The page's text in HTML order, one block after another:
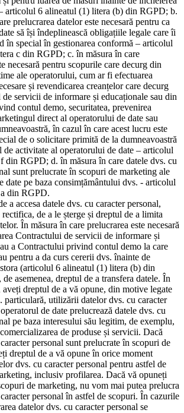
articolul 6 alineatul (1) litera (b) din RGPD; b.
prelucrarea datelor este necesară pentru ca
să își îndeplinească obligațiile legale care îi
în special în gestionarea conformă – articolul
c din RGPD; c. în măsura în care
necesară pentru scopurile care decurg din
ale operatorului, cum ar fi efectuarea
și revendicarea creanțelor care decurg
servicii de informare și educaționale sau din
contul demo, securitatea, prevenirea
direct al operatorului de date sau
în cazul în care acest lucru este
de o solicitare primită de la dumneavoastră
de activitate al operatorului de date – articolul
din RGPD; d. în măsura în care datele dvs. cu
sunt prelucrate în scopuri de marketing ale
date pe baza consimțământului dvs. - articolul
din RGPD.
a accesa datele dvs. cu caracter personal,
de a le șterge și dreptul de a limita
În măsura în care prelucrarea este necesară
Contractului de servicii de informare și
a Contractului privind contul demo la care
pentru a da curs cererii dvs. înainte de
(articolul 6 alineatul (1) litera (b) din
asemenea, dreptul de a transfera datele. În
aveți dreptul de a vă opune, din motive legate
particulară, utilizării datelor dvs. cu caracter
de date prelucrează datele dvs. cu
pe baza interesului său legitim, de exemplu,
de produse și servicii. Dacă
personal sunt prelucrate în scopuri de
dreptul de a vă opune în orice moment
dvs. cu caracter personal pentru astfel de
inclusiv profilarea. Dacă vă opuneți
de marketing, nu vom mai putea prelucra
personal în astfel de scopuri. În cazurile
datelor dvs. cu caracter personal se